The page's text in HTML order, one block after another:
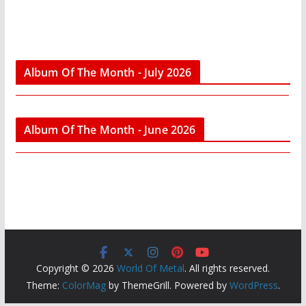
Album Of The Month - July 2026
Album Of The Month - June 2026
Copyright © 2026 World Of Metal. All rights reserved.
Theme: ColorMagby ThemeGrill. Powered by WordPress.